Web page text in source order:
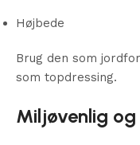
Højbede
Brug den som
som topdressing.
Miljøvenlig